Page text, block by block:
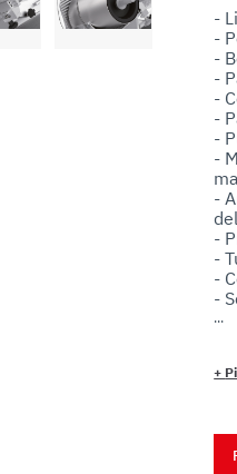
utilizzo dei loro servizi.
-
-
-
-
-
-
-
-
-
-
-
-
-
-
-
-
+